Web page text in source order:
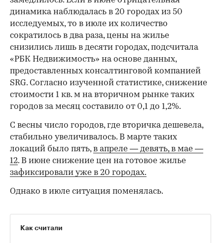
динамика наблюдалась в 20 городах из 50
исследуемых, то в июле их количество
сократилось в два раза, цены на жилье
снизились лишь в десяти городах, подсчитала
«РБК Недвижимость» на основе данных,
предоставленных консалтинговой компанией
SRG. Согласно изученной статистике, снижение
стоимости 1 кв. м на вторичном рынке таких
городов за месяц составило от 0,1 до 1,2%.
С весны число городов, где вторичка дешевела,
стабильно увеличивалось. В марте таких
локаций было пять,в апреле — девять,в мае —
12. В июне снижение цен на готовое жилье
зафиксировали уже в 20 городах.
Однако в июле ситуация поменялась.
Как считали